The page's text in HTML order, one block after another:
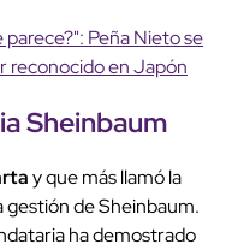
parece?": Peña Nieto se
reconocido en Japón
Sheinbaum
y que más llamó la
gestión de Sheinbaum.
ha demostrado